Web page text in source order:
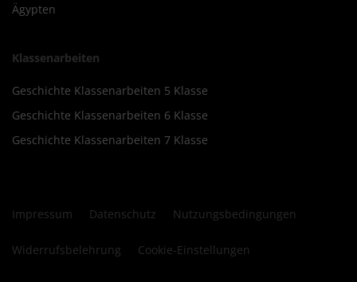
Ägypten
Klassenarbeiten
Geschichte Klassenarbeiten 5 Klasse
Geschichte Klassenarbeiten 6 Klasse
Geschichte Klassenarbeiten 7 Klasse
Impressum Datenschutz Nutzungsbedingungen
Widerrufsbelehrung Cookie-Einstellungen